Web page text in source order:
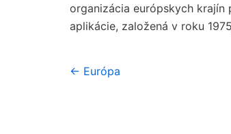
organizácia európskych krajín
aplikácie, založená v roku
← Európa